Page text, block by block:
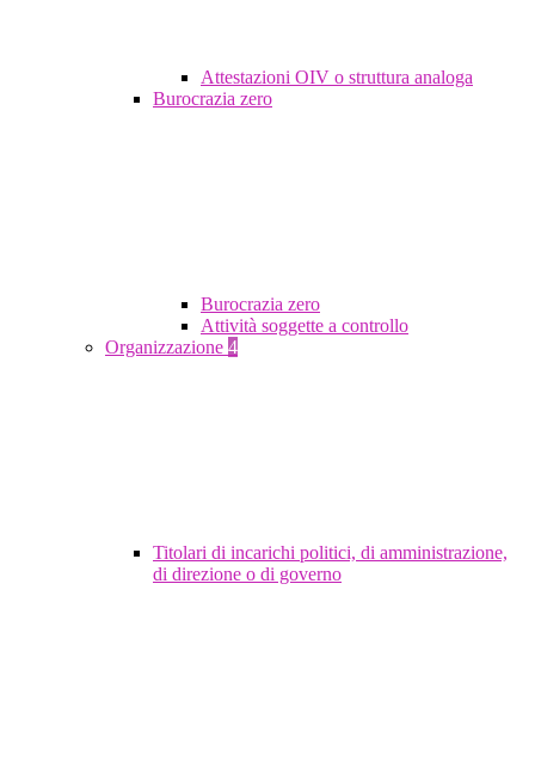
Attestazioni OIV o struttura analoga
Burocrazia zero
Burocrazia zero
Attività soggette a controllo
Organizzazione 4
Titolari di incarichi politici, di amministrazione,
di direzione o di governo